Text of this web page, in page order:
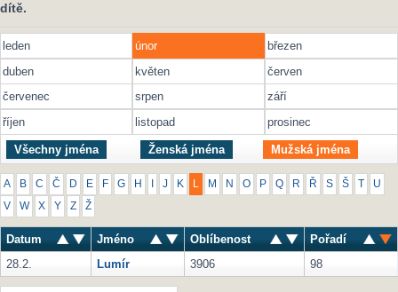
dítě.
leden únor
březen
duben
květen
červen
červenec
srpen
září
říjen
listopad prosinec
Všechny jména Ženská jména Mužská jména
A B C Č D E F G H J K M N O P Q R Ř S Š U
V W X Y Z Ž
Datum Jméno Oblíbenost
Pořadí
28.2.
Lumír 3906 98